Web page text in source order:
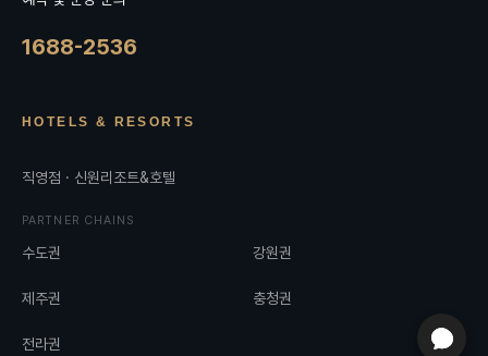
1688-2536
HOTELS & RESORTS
직영점 · 신원리조트&호텔
PARTNER CHAINS
수도권 강원권
제주권 충청권
전라권